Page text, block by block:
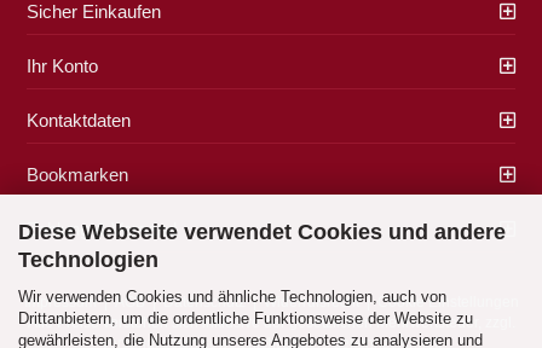
Diese Webseite verwendet Cookies und andere
Technologien
Wir verwenden Cookies und ähnliche Technologien, auch von
Drittanbietern, um die ordentliche Funktionsweise der Website zu
gewährleisten, die Nutzung unseres Angebotes zu analysieren und
Sicher Einkaufen
Ihr Konto
Kontaktdaten
Bookmarken
Zahlung & Versand
Impressum|AGB|Datenschutz|Widerrufsrecht| Cookie Einstellungen
Alle Preise verstehen sich inklusive der gesetzlichen Mehrwertsteuer, zzgl.
Versandkostensoweit nicht anders gekennzeichnet.